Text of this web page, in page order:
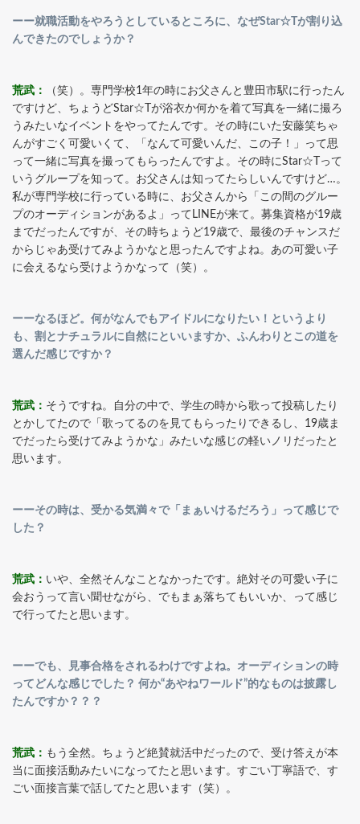
ーー就職活動をやろうとしているところに、なぜStar☆Tが割り込
んできたのでしょうか？
荒武：
（笑）。専門学校1年の時にお父さんと豊田市駅に行ったん
ですけど、ちょうどStar☆Tが浴衣か何かを着て写真を一緒に撮ろ
うみたいなイベントをやってたんです。その時にいた安藤笑ちゃ
んがすごく可愛いくて、「なんて可愛いんだ、この子！」って思
って一緒に写真を撮ってもらったんですよ。その時にStar☆Tって
いうグループを知って。お父さんは知ってたらしいんですけど…。
私が専門学校に行っている時に、お父さんから「この間のグルー
プのオーディションがあるよ」ってLINEが来て。募集資格が19歳
までだったんですが、その時ちょうど19歳で、最後のチャンスだ
からじゃあ受けてみようかなと思ったんですよね。あの可愛い子
に会えるなら受けようかなって（笑）。
ーーなるほど。何がなんでもアイドルになりたい！というより
も、割とナチュラルに自然にといいますか、ふんわりとこの道を
選んだ感じですか？
荒武： そうですね。自分の中で、学生の時から歌って投稿したり
とかしてたので「歌ってるのを見てもらったりできるし、19歳ま
でだったら受けてみようかな」みたいな感じの軽いノリだったと
思います。
ーーその時は、受かる気満々で「まぁいけるだろう」って感じで
した？
荒武： いや、全然そんなことなかったです。絶対その可愛い子に
会おうって言い聞せながら、でもまぁ落ちてもいいか、って感じ
で行ってたと思います。
ーーでも、見事合格をされるわけですよね。オーディションの時
ってどんな感じでした？ 何か“あやねワールド”的なものは披露し
たんですか？？？
荒武： もう全然。ちょうど絶賛就活中だったので、受け答えが本
当に面接活動みたいになってたと思います。すごい丁寧語で、す
ごい面接言葉で話してたと思います（笑）。